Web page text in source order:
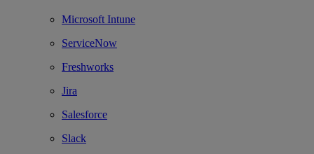
Microsoft Intune
ServiceNow
Freshworks
Jira
Salesforce
Slack